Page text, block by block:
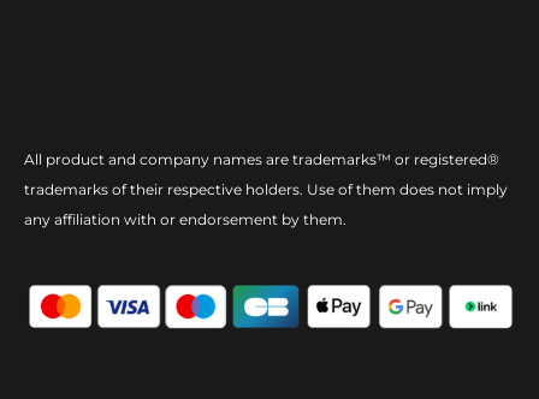
All product and company names are trademarks™ or registered®
trademarks of their respective holders. Use of them does not imply
any affiliation with or endorsement by them.